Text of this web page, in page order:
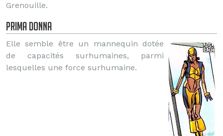
Grenouille.
Prima Donna
Elle semble être un mannequin dotée
de capacités surhumaines, parmi
lesquelles une force surhumaine.